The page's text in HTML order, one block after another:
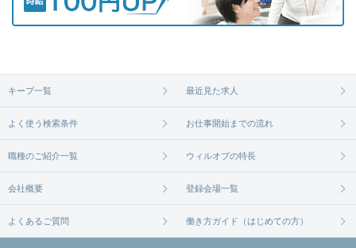
キープ一覧 最近見た求人
よく使う検索条件 お仕事開始までの流れ
職種のご紹介一覧 ウィルオブの特長
会社概要 登録会場一覧
よくあるご質問 働き方ガイド（はじめての方）